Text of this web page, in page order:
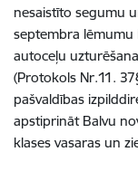
nesaistīto segumu
septembra lēmumu
autoceļu
(Protokols Nr.11.
pašvaldības
apstiprināt Balvu
klases vasaras un